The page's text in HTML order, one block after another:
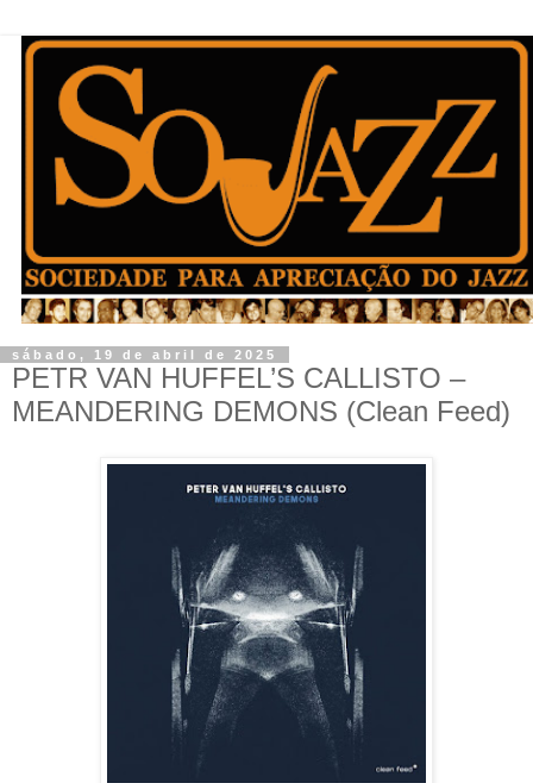
sábado, 19 de abril de 2025
PETR VAN HUFFEL’S CALLISTO –
MEANDERING DEMONS (Clean Feed)